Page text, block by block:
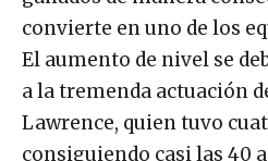
convierte en uno de los
El aumento de nivel se
a la tremenda actuación
Lawrence, quien tuvo
consiguiendo casi las 40